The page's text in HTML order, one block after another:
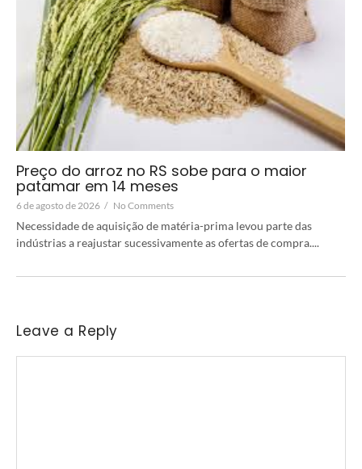
Preço do arroz no RS sobe para o maior
patamar em 14 meses
6 de agosto de 2026 / No Comments
Necessidade de aquisição de matéria-prima levou parte das
indústrias a reajustar sucessivamente as ofertas de compra....
Leave a Reply